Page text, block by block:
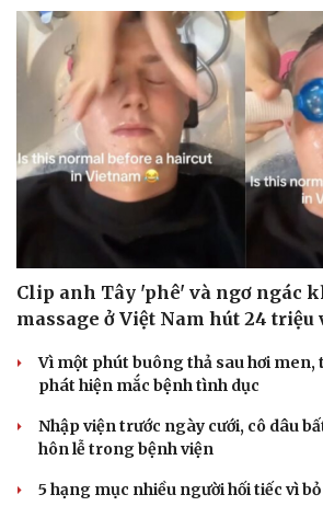
Clip anh Tây 'phê' và ngơ ngác
massage ở Việt Nam hút 24 triệu
Vì một phút buông thả sau hơi
phát hiện mắc bệnh tình dục
Nhập viện trước ngày cưới, cô dâu
hôn lễ trong bệnh viện
5 hạng mục nhiều người hối tiếc vì